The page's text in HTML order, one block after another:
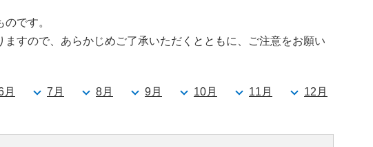
です。
すので、あらかじめご了承いただくとともに、ご注意をお願い
月 7月 8月 9月 10月 11月 12月